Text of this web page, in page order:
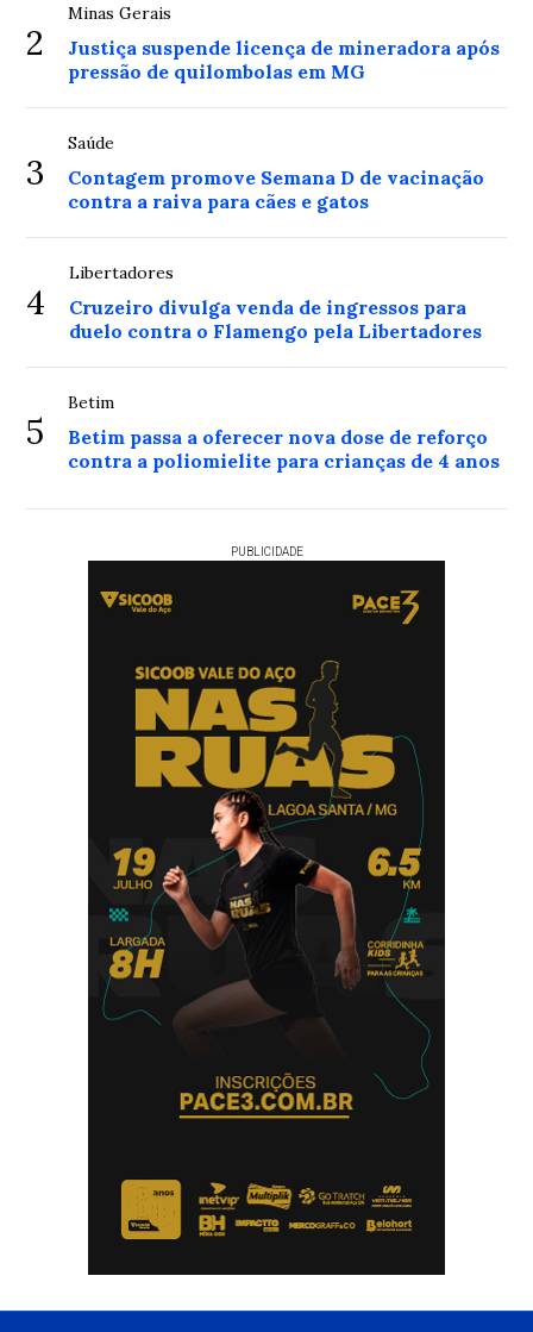
2
Minas Gerais
Justiça suspende licença de mineradora após
pressão de quilombolas em MG
3
Saúde
Contagem promove Semana D de vacinação
contra a raiva para cães e gatos
4
Libertadores
Cruzeiro divulga venda de ingressos para
duelo contra o Flamengo pela Libertadores
5
Betim
Betim passa a oferecer nova dose de reforço
contra a poliomielite para crianças de 4 anos
PUBLICIDADE